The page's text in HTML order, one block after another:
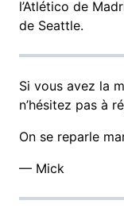
l’Atlético de
de Seattle.
Si vous avez la
n’hésitez pas à
On se reparle
— Mick